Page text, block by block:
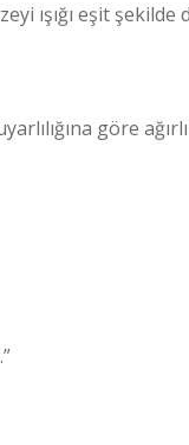
ışığı eşit şekilde
göre